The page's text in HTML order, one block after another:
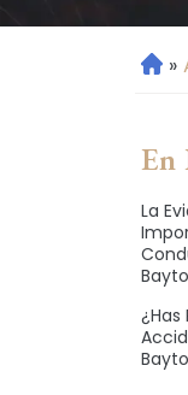
Ini »
En
La
¿Has